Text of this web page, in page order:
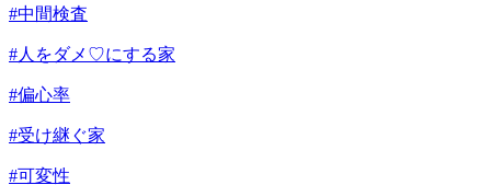
#中間検査
#人をダメ♡にする家
#偏心率
#受け継ぐ家
#可変性